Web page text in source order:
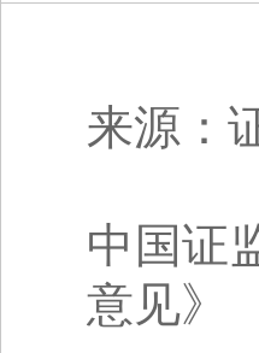
来源：
中国证
意见》